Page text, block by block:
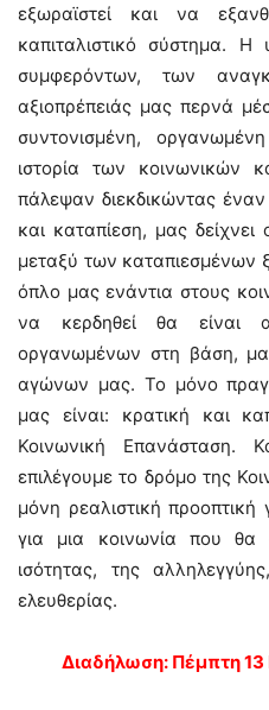
εξωραϊστεί και να
καπιταλιστικό σύστημα.
συμφερόντων, των
αξιοπρέπειάς μας περνά
συντονισμένη,
ιστορία των κοινωνικών
πάλεψαν διεκδικώντας
και καταπίεση, μας
μεταξύ των καταπιεσμένων
όπλο μας ενάντια στους
να κερδηθεί θα είναι
οργανωμένων στη βάση,
αγώνων μας. Το μόνο
μας είναι: κρατική και
Κοινωνική Επανάσταση.
επιλέγουμε το δρόμο της
μόνη ρεαλιστική
για μια κοινωνία που θα
ισότητας, της
ελευθερίας.
Διαδήλωση: Πέμπτη 13